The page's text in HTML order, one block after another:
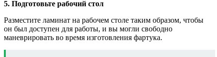
5. Подготовьте рабочий стол
Разместите ламинат на рабочем столе таким образом, чтобы
он был доступен для работы, и вы могли свободно
маневрировать во время изготовления фартука.